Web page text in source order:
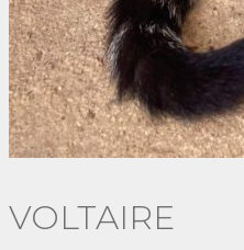
VOLTAIRE